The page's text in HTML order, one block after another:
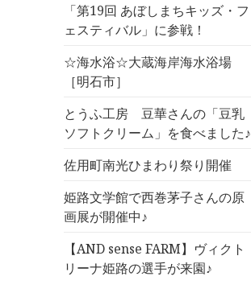
「第19回 あぼしまちキッズ・フ
ェスティバル」に参戦！
☆海水浴☆大蔵海岸海水浴場
［明石市］
とうふ工房 豆華さんの「豆乳
ソフトクリーム」を食べました♪
佐用町南光ひまわり祭り開催
姫路文学館で西巻茅子さんの原
画展が開催中♪
【AND sense FARM】ヴィクト
リーナ姫路の選手が来園♪